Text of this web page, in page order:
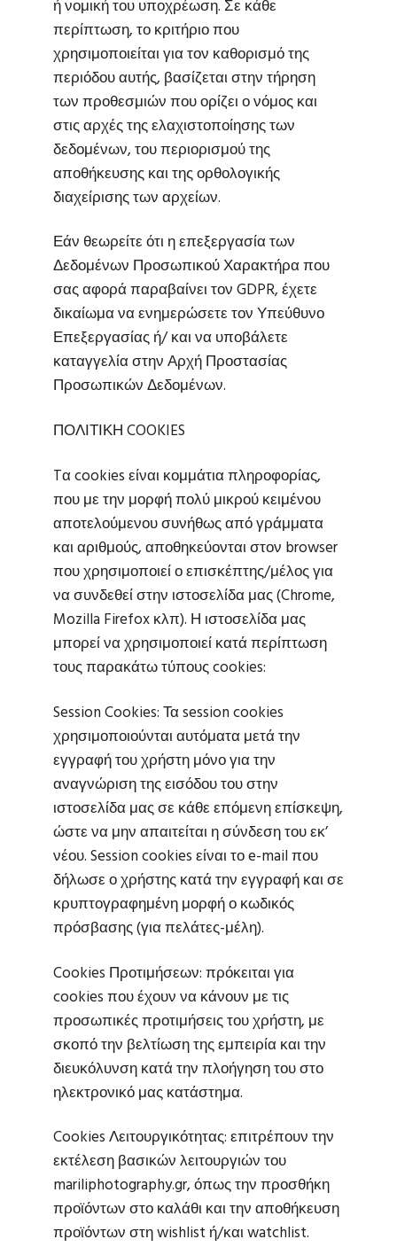
ή νομική του υποχρέωση. Σε κάθε
περίπτωση, το κριτήριο που
χρησιμοποιείται για τον καθορισμό της
περιόδου αυτής, βασίζεται στην τήρηση
των προθεσμιών που ορίζει ο νόμος και
στις αρχές της ελαχιστοποίησης των
δεδομένων, του περιορισμού της
αποθήκευσης και της ορθολογικής
διαχείρισης των αρχείων.
Εάν θεωρείτε ότι η επεξεργασία των
Δεδομένων Προσωπικού Χαρακτήρα που
σας αφορά παραβαίνει τον GDPR, έχετε
δικαίωμα να ενημερώσετε τον Υπεύθυνο
Επεξεργασίας ή/ και να υποβάλετε
καταγγελία στην Αρχή Προστασίας
Προσωπικών Δεδομένων.
ΠΟΛΙΤΙΚΗ COOKIES
Tα cookies είναι κομμάτια πληροφορίας,
που με την μορφή πολύ μικρού κειμένου
αποτελούμενου συνήθως από γράμματα
και αριθμούς, αποθηκεύονται στον browser
που χρησιμοποιεί ο επισκέπτης/μέλος για
να συνδεθεί στην ιστοσελίδα μας (Chrome,
Mozilla Firefox κλπ). Η ιστοσελίδα μας
μπορεί να χρησιμοποιεί κατά περίπτωση
τους παρακάτω τύπους cookies:
Session Cookies: Τα session cookies
χρησιμοποιούνται αυτόματα μετά την
εγγραφή του χρήστη μόνο για την
αναγνώριση της εισόδου του στην
ιστοσελίδα μας σε κάθε επόμενη επίσκεψη,
ώστε να μην απαιτείται η σύνδεση του εκ’
νέου. Session cookies είναι το e-mail που
δήλωσε ο χρήστης κατά την εγγραφή και σε
κρυπτογραφημένη μορφή ο κωδικός
πρόσβασης (για πελάτες-μέλη).
Cookies Προτιμήσεων: πρόκειται για
cookies που έχουν να κάνουν με τις
προσωπικές προτιμήσεις του χρήστη, με
σκοπό την βελτίωση της εμπειρία και την
διευκόλυνση κατά την πλοήγηση του στο
ηλεκτρονικό μας κατάστημα.
Cookies Λειτουργικότητας: επιτρέπουν την
εκτέλεση βασικών λειτουργιών του
mariliphotography.gr, όπως την προσθήκη
προϊόντων στο καλάθι και την αποθήκευση
προϊόντων στη wishlist ή/και watchlist.